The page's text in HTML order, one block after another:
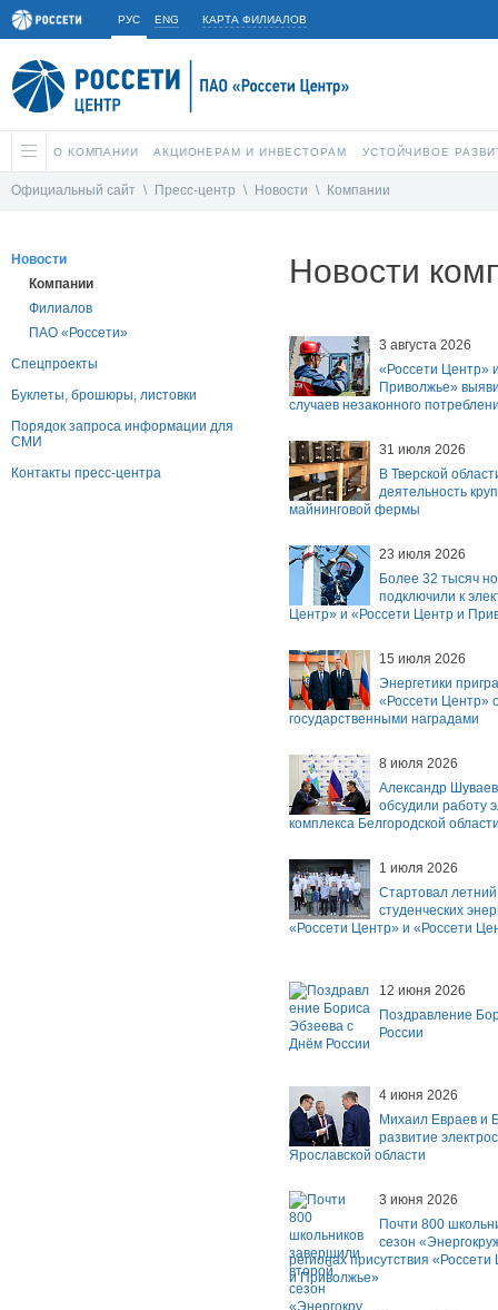
РУС ENG КАРТА ФИЛИАЛОВ
О КОМПАНИИ АКЦИОНЕРАМ И ИНВЕСТОРАМ УСТОЙЧИВОЕ
Официальный сайт \ Пресс-центр \ Новости \ Компании
Новости
Компании
Филиалов
ПАО «Россети»
Спецпроекты
Буклеты, брошюры, листовки
Порядок запроса информации для
СМИ
Контакты пресс-центра
Новости
3 августа 2026
«Россети Центр»
Приволжье»
случаев незаконного
31 июля 2026
В Тверской
деятельность
майнинговой фермы
23 июля 2026
Более 32 тысяч
подключили к
Центр» и «Россети Центр и
15 июля 2026
Энергетики
«Россети Центр»
государственными наградами
8 июля 2026
Александр
обсудили работу
комплекса Белгородской
1 июля 2026
Стартовал
студенческих
«Россети Центр» и «Россети
12 июня 2026
Поздравление
России
4 июня 2026
Михаил Евраев и
развитие
Ярославской области
3 июня 2026
Почти 800
сезон
регионах присутствия
и Приволжье»